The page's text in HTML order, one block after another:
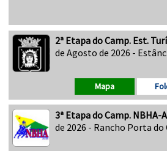
2ª Etapa do Camp. Est.
de Agosto de 2026 -
Mapa
3ª Etapa do Camp. NBHA-
de 2026 - Rancho Porta do